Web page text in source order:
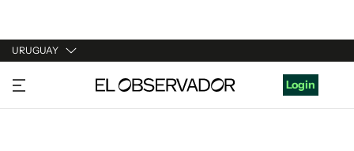
URUGUAY
URUGUAY
ARGENTINA
Login